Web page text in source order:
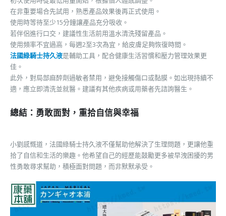
在非重要場合先試用，熟悉產品效果後再正式使用。
使用時等待至少15分鐘讓產品充分吸收。
若伴侶進行口交，建議性生活前用溫水清洗殘留產品。
使用頻率不宜過高，每週2至3次為宜，給皮膚足夠恢復時間。
法國綠騎士持久液是輔助工具，配合健康生活習慣和壓力管理效果更
佳。
此外，對局部麻醉劑過敏者禁用，避免接觸傷口或黏膜。如出現持續不
適，應立即清洗並就醫。建議有其他疾病或用藥者先諮詢醫生。
總結：勇敢面對，重拾自信與幸福
小劉感慨道，法國綠騎士持久液不僅幫助他解決了生理問題，更讓他重
拾了自信和生活的樂趣。他希望自己的經歷能鼓勵更多被早洩困擾的男
性勇敢尋求幫助，積極面對問題，而非默默承受。